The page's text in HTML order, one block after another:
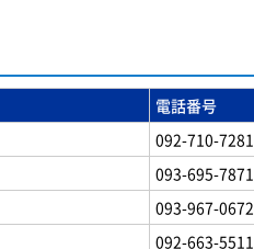
電話番号
092-710-7281
093-695-7871
093-967-0672
092-663-5511